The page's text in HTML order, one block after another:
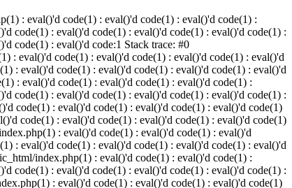
: eval()'d code(1) : eval()'d code(1) : eval()'d code(1) :
code(1) : eval()'d code(1) : eval()'d code(1) : eval()'d code(1) :
code(1) : eval()'d code:1 Stack trace: #0
: eval()'d code(1) : eval()'d code(1) : eval()'d code(1) : eval()'d
: eval()'d code(1) : eval()'d code(1) : eval()'d code(1) : eval()'d
: eval()'d code(1) : eval()'d code(1) : eval()'d code(1) :
code(1) : eval()'d code(1) : eval()'d code(1) : eval()'d code(1) :
code(1) : eval()'d code(1) : eval()'d code(1) : eval()'d code(1)
code(1) : eval()'d code(1) : eval()'d code(1) : eval()'d code(1)
: eval()'d code(1) : eval()'d code(1) : eval()'d
: eval()'d code(1) : eval()'d code(1) : eval()'d code(1) : eval()'d
index.php(1) : eval()'d code(1) : eval()'d code(1) :
code(1) : eval()'d code(1) : eval()'d code(1) : eval()'d code(1) :
: eval()'d code(1) : eval()'d code(1) : eval()'d code(1)